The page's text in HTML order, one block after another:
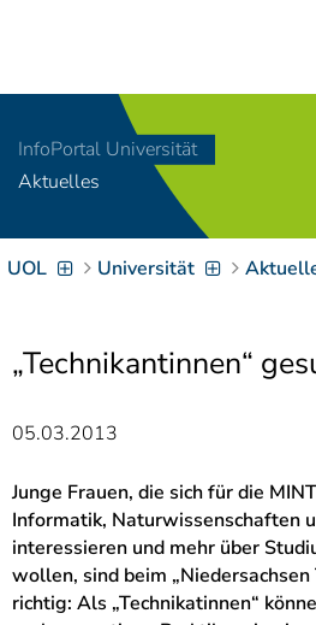
[Access-Key 8
Zum Inhalt
Zur Suche
[Access-Key 4]
Zur
Zur
springen[
7]
Informationen
Barrierefreiheit
InfoPortal Universität
Aktuelles
UOL Universität
„Technikantinnen“
05.03.2013
Junge Frauen, die sich für die
Informatik, Naturwissenschaften
interessieren und mehr über
wollen, sind beim „Niedersachsen
richtig: Als „Technikatinnen“